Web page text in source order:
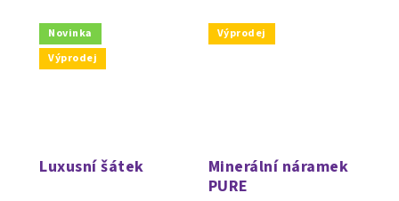
Luxusní šátek
Novinka
Výprodej
Minerální náramek
PURE
Výprodej